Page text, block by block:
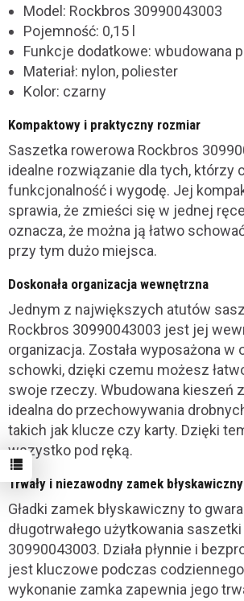
Model: Rockbros 30990043003
Pojemność: 0,15 l
Funkcje dodatkowe: wbudowana
Materiał: nylon, poliester
Kolor: czarny
Kompaktowy i praktyczny rozmiar
Saszetka rowerowa Rockbros
idealne rozwiązanie dla tych, którzy
funkcjonalność i wygodę. Jej
sprawia, że zmieści się w jednej
oznacza, że można ją łatwo
przy tym dużo miejsca.
Doskonała organizacja wewnętrzna
Jednym z największych atutów
Rockbros 30990043003 jest jej
organizacja. Została wyposażona w
schowki, dzięki czemu możesz
swoje rzeczy. Wbudowana kieszeń
idealna do przechowywania
takich jak klucze czy karty. Dzięki
wszystko pod ręką.
Trwały i niezawodny zamek błyskawiczny
Gładki zamek błyskawiczny to
długotrwałego użytkowania
30990043003. Działa płynnie i
jest kluczowe podczas
wykonanie zamka zapewnia jego